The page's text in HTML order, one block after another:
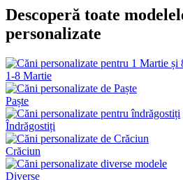
Descoperă toate
personalizate
1-8 Martie
Paște
Îndrăgostiți
Crăciun
Diverse